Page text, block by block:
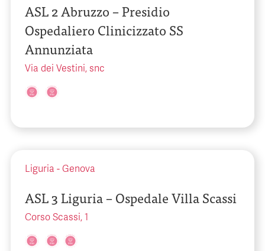
ASL 2 Abruzzo – Presidio
Ospedaliero Clinicizzato SS
Annunziata
Via dei Vestini, snc
Liguria - Genova
ASL 3 Liguria – Ospedale Villa Scassi
Corso Scassi, 1